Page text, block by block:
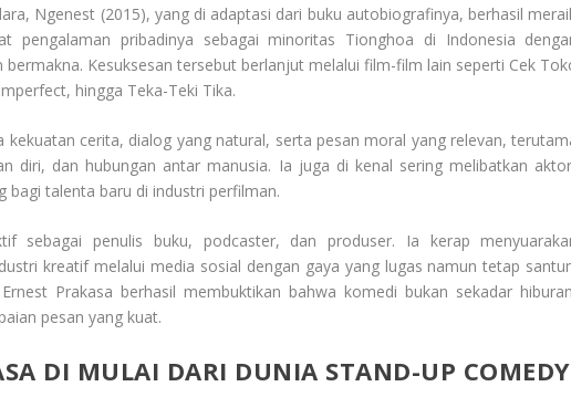
Ngenest (2015), yang di adaptasi dari buku autobiografinya, berhasil
pengalaman pribadinya sebagai minoritas Tionghoa di Indonesia
Kesuksesan tersebut berlanjut melalui film-film lain seperti Cek
hingga Teka-Teki Tika.
kekuatan cerita, dialog yang natural, serta pesan moral yang relevan,
diri, dan hubungan antar manusia. Ia juga di kenal sering melibatkan
bagi talenta baru di industri perfilman.
sebagai penulis buku, podcaster, dan produser. Ia kerap
kreatif melalui media sosial dengan gaya yang lugas namun tetap
Prakasa berhasil membuktikan bahwa komedi bukan sekadar
pesan yang kuat.
DI MULAI DARI DUNIA STAND-UP COMEDY